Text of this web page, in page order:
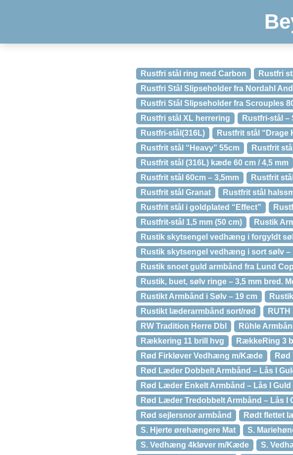
Rustfri stål ring med Carbon
Rustfri
Rustfri Stål Slipseholder fra Nordahl
Rustfri Stål Slipseholder fra Scrouples
Rustfri stål XL herrering
Rustfri-stål –
Rustfri-stål(316L)
Rustfrit stål “Drage
Rustfrit stål “Heavy” 55cm
Rustfrit
Rustfrit stål (316L) kæde 60 cm / 4,5 mm
Rustfrit stål 60cm – 3,5mm
Rustfrit
Rustfrit stål Granat
Rustfrit stål
Rustfrit stål i goldplated “Effect”
Rustfrit-stål 1,5 mm (50 cm)
Rustik
Rustik skytsengel vedhæng i forgyldt
Rustik skytsengel vedhæng i sort sølv –
Rustik snoet guld armbånd fra Lund
Rustik, buet, sølv ringe – 3,5 mm bred.
Rustikt Armbånd i Sølv – 19 cm
Rustikt læderarmbånd sort/rød
RW Tradition Herre Dbl
Rühle
Rækkering 11 brill hvg
RækkeRing 3
Rød Firkløver Vedhæng m/Kæde
Rød Læder Dobbelt Armbånd – Lås I
Rød Læder Enkelt Armbånd – Lås I Guld
Rød Læder Tredobbelt Armbånd – Lås I
Rød sejlersnor armbånd
Rødt flettet
S. Hjerte ørehængere Mat
S.
S. Vedhæng 4kløver m/Kæde
S.